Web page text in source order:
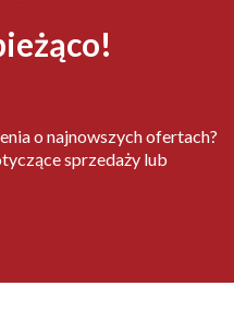
o najnowszych ofertach?
sprzedaży lub